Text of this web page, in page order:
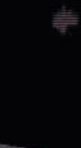
Entscheid
auch